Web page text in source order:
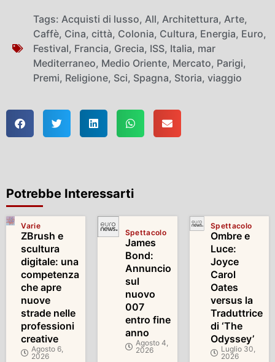
Tags: Acquisti di lusso, All, Architettura, Arte,
Caffè, Cina, città, Colonia, Cultura, Energia, Euro,
Festival, Francia, Grecia, ISS, Italia, mar
Mediterraneo, Medio Oriente, Mercato, Parigi,
Premi, Religione, Sci, Spagna, Storia, viaggio
Potrebbe Interessarti
Varie
ZBrush e
scultura
digitale: una
competenza
che apre
nuove
strade nelle
professioni
creative
Agosto 6,
2026
Spettacolo
James
Bond:
Annuncio
sul
nuovo
007
entro fine
anno
Agosto 4,
2026
Spettacolo
Ombre e
Luce:
Joyce
Carol
Oates
versus la
Traduttrice
di ‘The
Odyssey’
Luglio 30,
2026